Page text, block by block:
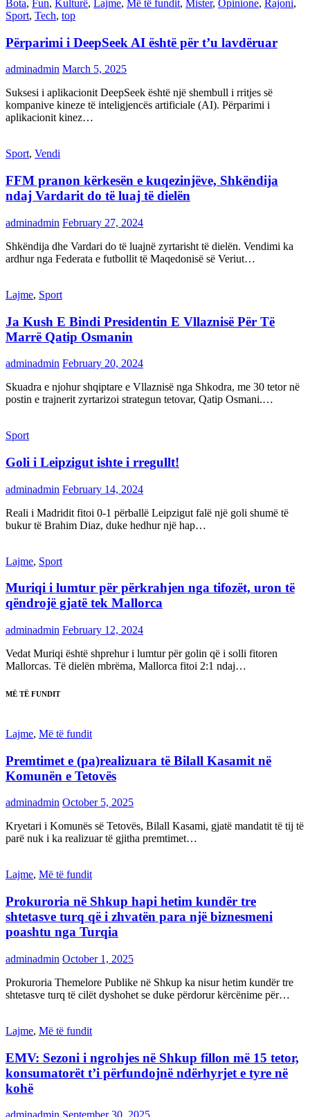
Bota, Fun, Kulturë, Lajme, Më të fundit, Mister, Opinione, Rajoni,
Sport, Tech, top
Përparimi i DeepSeek AI është për t’u lavdëruar
adminadmin March 5, 2025
Suksesi i aplikacionit DeepSeek është një shembull i rritjes së
kompanive kineze të inteligjencës artificiale (AI). Përparimi i
aplikacionit kinez…
Sport, Vendi
FFM pranon kërkesën e kuqezinjëve, Shkëndija
ndaj Vardarit do të luaj të dielën
adminadmin February 27, 2024
Shkëndija dhe Vardari do të luajnë zyrtarisht të dielën. Vendimi ka
ardhur nga Federata e futbollit të Maqedonisë së Veriut…
Lajme, Sport
Ja Kush E Bindi Presidentin E Vllaznisë Për Të
Marrë Qatip Osmanin
adminadmin February 20, 2024
Skuadra e njohur shqiptare e Vllaznisë nga Shkodra, me 30 tetor në
postin e trajnerit zyrtarizoi strategun tetovar, Qatip Osmani.…
Sport
Goli i Leipzigut ishte i rregullt!
adminadmin February 14, 2024
Reali i Madridit fitoi 0-1 përballë Leipzigut falë një goli shumë të
bukur të Brahim Diaz, duke hedhur një hap…
Lajme, Sport
Muriqi i lumtur për përkrahjen nga tifozët, uron të
qëndrojë gjatë tek Mallorca
adminadmin February 12, 2024
Vedat Muriqi është shprehur i lumtur për golin që i solli fitoren
Mallorcas. Të dielën mbrëma, Mallorca fitoi 2:1 ndaj…
MË TË FUNDIT
Lajme, Më të fundit
Premtimet e (pa)realizuara të Bilall Kasamit në
Komunën e Tetovës
adminadmin October 5, 2025
Kryetari i Komunës së Tetovës, Bilall Kasami, gjatë mandatit të tij të
parë nuk i ka realizuar të gjitha premtimet…
Lajme, Më të fundit
Prokuroria në Shkup hapi hetim kundër tre
shtetasve turq që i zhvatën para një biznesmeni
poashtu nga Turqia
adminadmin October 1, 2025
Prokuroria Themelore Publike në Shkup ka nisur hetim kundër tre
shtetasve turq të cilët dyshohet se duke përdorur kërcënime për…
Lajme, Më të fundit
EMV: Sezoni i ngrohjes në Shkup fillon më 15 tetor,
konsumatorët t’i përfundojnë ndërhyrjet e tyre në
kohë